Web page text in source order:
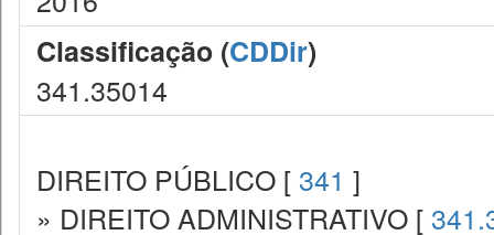
Classificação (CDDir)
341.35014
DIREITO PÚBLICO [ 341 ]
» DIREITO ADMINISTRATIVO [